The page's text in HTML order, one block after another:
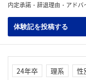
内定承諾・辞退理由・アドバ
体験記を投稿する
24年卒 理系
性